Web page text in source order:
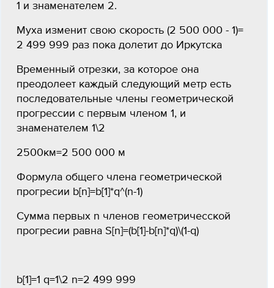
1 и знаменателем 2.
Муха изменит свою скорость (2 500 000 - 1)=
2 499 999 раз пока долетит до Иркутска
Временный отрезки, за которое она
преодолеет каждый следующий метр есть
последовательные члены геометрической
прогрессии с первым членом 1, и
знаменателем 1\2
2500км=2 500 000 м
Формула общего члена геометрической
прогресии b[n]=b[1]*q^(n-1)
Сумма первых n членов геометричесской
прогресии равна S[n]=(b[1]-b[n]*q)\(1-q)
b[1]=1 q=1\2 n=2 499 999